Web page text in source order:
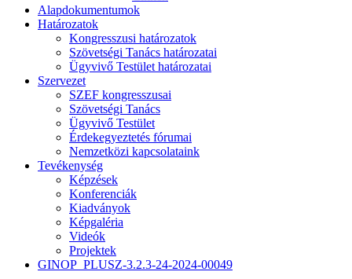
Alapdokumentumok
Határozatok
Kongresszusi határozatok
Szövetségi Tanács határozatai
Ügyvivő Testület határozatai
Szervezet
SZEF kongresszusai
Szövetségi Tanács
Ügyvivő Testület
Érdekegyeztetés fórumai
Nemzetközi kapcsolataink
Tevékenység
Képzések
Konferenciák
Kiadványok
Képgaléria
Videók
Projektek
GINOP_PLUSZ-3.2.3-24-2024-00049